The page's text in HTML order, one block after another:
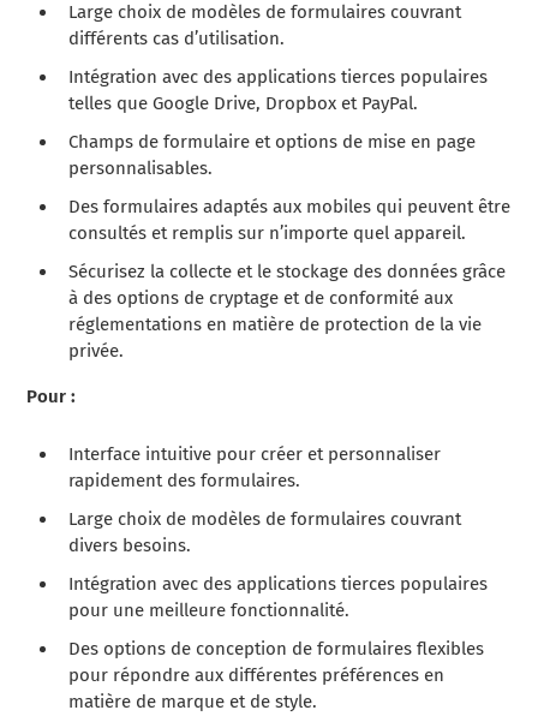
Large choix de modèles de formulaires couvrant
différents cas d’utilisation.
Intégration avec des applications tierces populaires
telles que Google Drive, Dropbox et PayPal.
Champs de formulaire et options de mise en page
personnalisables.
Des formulaires adaptés aux mobiles qui peuvent être
consultés et remplis sur n’importe quel appareil.
Sécurisez la collecte et le stockage des données grâce
à des options de cryptage et de conformité aux
réglementations en matière de protection de la vie
privée.
Pour :
Interface intuitive pour créer et personnaliser
rapidement des formulaires.
Large choix de modèles de formulaires couvrant
divers besoins.
Intégration avec des applications tierces populaires
pour une meilleure fonctionnalité.
Des options de conception de formulaires flexibles
pour répondre aux différentes préférences en
matière de marque et de style.